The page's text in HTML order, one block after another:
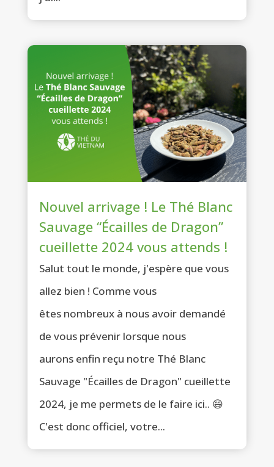
Nouvel arrivage ! Le Thé Blanc
Sauvage “Écailles de Dragon”
cueillette 2024 vous attends !
Salut tout le monde, j'espère que vous
allez bien ! Comme vous
êtes nombreux à nous avoir demandé
de vous prévenir lorsque nous
aurons enfin reçu notre Thé Blanc
Sauvage "Écailles de Dragon" cueillette
2024, je me permets de le faire ici.. 😄
C'est donc officiel, votre...